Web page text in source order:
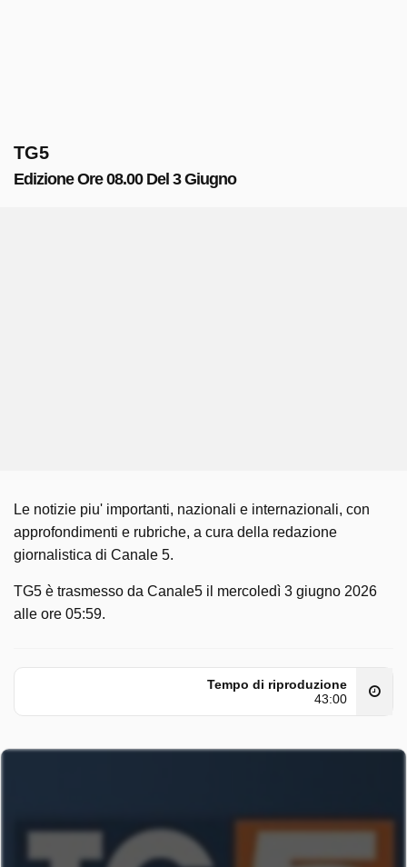
TG5
Edizione Ore 08.00 Del 3 Giugno
Le notizie piu' importanti, nazionali e internazionali, con
approfondimenti e rubriche, a cura della redazione
giornalistica di Canale 5.
TG5 è trasmesso da Canale5 il mercoledì 3 giugno 2026
alle ore 05:59.
Tempo di riproduzione
43:00